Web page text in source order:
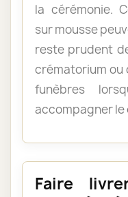
la cérémonie.
sur mousse
reste prudent
crématorium ou
funèbres
accompagner le
Faire